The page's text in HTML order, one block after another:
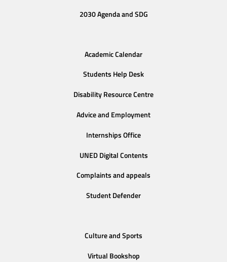
2030 Agenda and SDG
Academic Calendar
Students Help Desk
Disability Resource Centre
Advice and Employment
Internships Office
UNED Digital Contents
Complaints and appeals
Student Defender
Culture and Sports
Virtual Bookshop